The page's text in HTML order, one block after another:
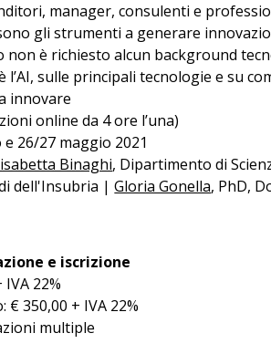
manager, consulenti e
gli strumenti a generare
non è richiesto alcun background
l’AI, sulle principali tecnologie e su
innovare
online da 4 ore l’una)
26/27 maggio 2021
Binaghi, Dipartimento di
dell'Insubria |Gloria Gonella, PhD,
e iscrizione
IVA 22%
€ 350,00 + IVA 22%
multiple